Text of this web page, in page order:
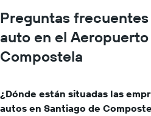
Preguntas
auto en el
Compostela
¿Dónde están situadas las
autos en Santiago de